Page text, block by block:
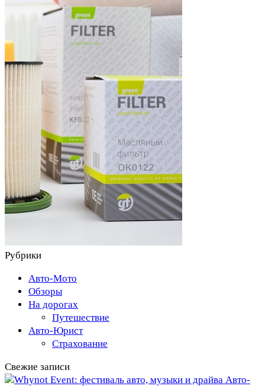
Рубрики
Авто-Мото
Обзоры
На дорогах
Путешествие
Авто-Юрист
Страхование
Свежие записи
Авто-